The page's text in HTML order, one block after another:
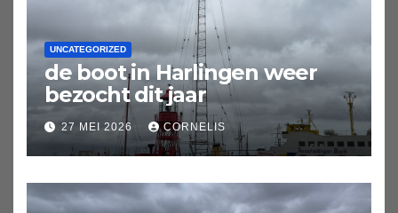
UNCATEGORIZED
de boot in Harlingen weer
bezocht dit jaar
27 MEI 2026 CORNELIS